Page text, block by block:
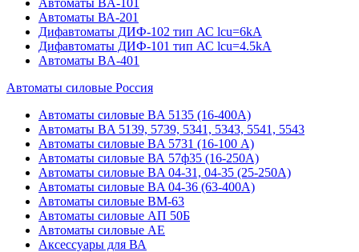
Автоматы BA-101
Автоматы ВА-201
Дифавтоматы ДИФ-102 тип АС lcu=6kA
Дифавтоматы ДИФ-101 тип АС lcu=4.5kA
Автоматы BA-401
Автоматы силовые Россия
Автоматы силовые BA 5135 (16-400А)
Автоматы BA 5139, 5739, 5341, 5343, 5541, 5543
Автоматы силовые BA 5731 (16-100 А)
Автоматы силовые ВА 57ф35 (16-250А)
Автоматы силовые BA 04-31, 04-35 (25-250А)
Автоматы силовые BA 04-36 (63-400А)
Автоматы силовые ВМ-63
Автоматы силовые АП 50Б
Автоматы силовые АЕ
Аксессуары для ВА